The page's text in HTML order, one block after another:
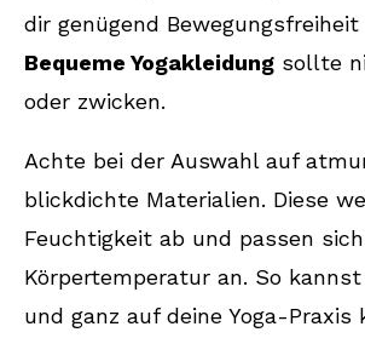
Die beliebtesten
Bekleidung
Fazit
FAQ
Yoga-Kleidung als Anfänger
Welche Materialien
dir genügend Bewegungsfreiheit
Bequeme Yogakleidung sollte
oder zwicken.
Achte bei der Auswahl auf
blickdichte Materialien. Diese
Feuchtigkeit ab und passen
Körpertemperatur an. So
und ganz auf deine Yoga-Praxis